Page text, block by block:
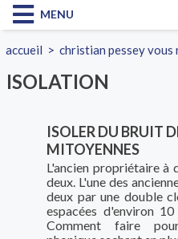
MENU
accueil >christian pessey vous
ISOLATION
ISOLER DU BRUIT
MITOYENNES
L'ancien propriétaire à
deux. L'une des
deux par une double
espacées d'environ
Comment faire